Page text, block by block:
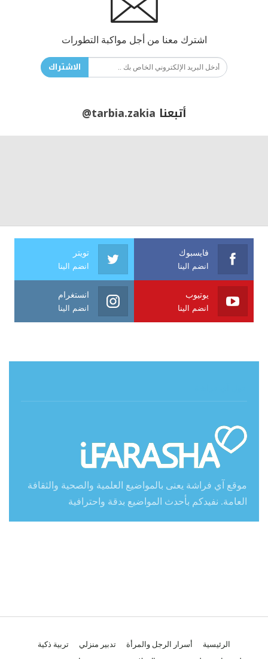
اشترك معنا من أجل مواكبة التطورات
الاشتراك
أتبعنا @tarbia.zakia
فايسبوك
انضم الينا
تويتر
انضم الينا
يوتيوب
انضم الينا
انستغرام
انضم الينا
موقع آي فراشة يعنى بالمواضيع العلمية والصحية والثقافة
العامة. نفيدكم بأحدث المواضيع بدقة واحترافية
الرئيسية أسرار الرجل والمرأة تدبير منزلي
تربية ذكية